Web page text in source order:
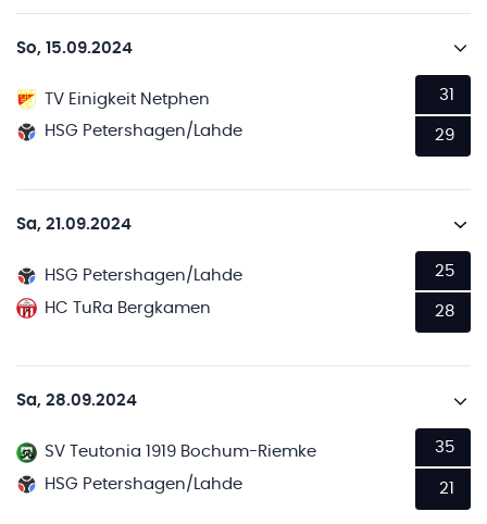
So, 15.09.2024
TV Einigkeit Netphen
HSG Petershagen/Lahde
31
29
Sa, 21.09.2024
HSG Petershagen/Lahde
HC TuRa Bergkamen
25
28
Sa, 28.09.2024
SV Teutonia 1919 Bochum-Riemke
HSG Petershagen/Lahde
35
21